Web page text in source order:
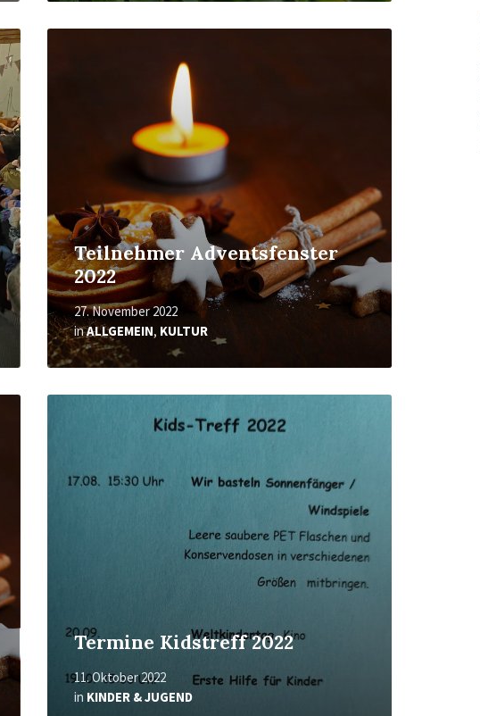
Teilnehmer Adventsfenster
2022
27. November 2022
inALLGEMEIN, KULTUR
Mehr
Termine Kidstreff 2022
11. Oktober 2022
in KINDER & JUGEND
Mehr